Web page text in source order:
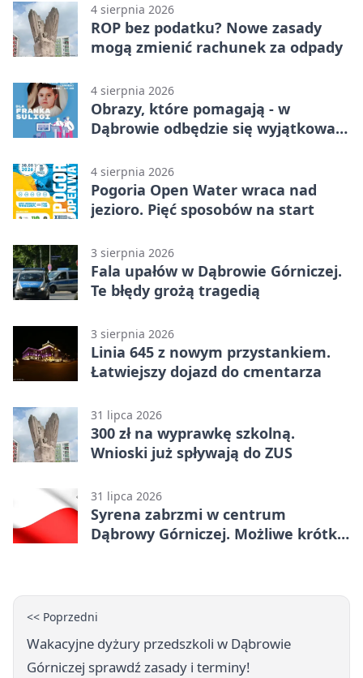
4 sierpnia 2026
ROP bez podatku? Nowe zasady
mogą zmienić rachunek za odpady
4 sierpnia 2026
Obrazy, które pomagają - w
Dąbrowie odbędzie się wyjątkowa
4 sierpnia 2026
Pogoria Open Water wraca nad
jezioro. Pięć sposobów na start
3 sierpnia 2026
Fala upałów w Dąbrowie Górniczej.
Te błędy grożą tragedią
3 sierpnia 2026
Linia 645 z nowym przystankiem.
Łatwiejszy dojazd do cmentarza
31 lipca 2026
300 zł na wyprawkę szkolną.
Wnioski już spływają do ZUS
31 lipca 2026
Syrena zabrzmi w centrum
Dąbrowy Górniczej. Możliwe krótkie
<< Poprzedni
Wakacyjne dyżury przedszkoli w Dąbrowie
Górniczej sprawdź zasady i terminy!